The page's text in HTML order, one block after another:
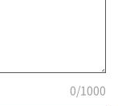
0/1000